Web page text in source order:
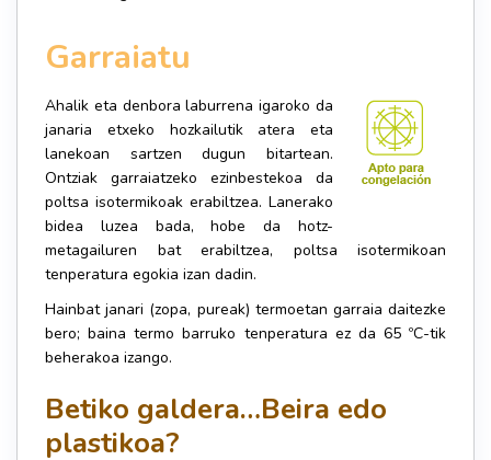
Garraiatu
Ahalik eta denbora laburrena igaroko da
janaria etxeko hozkailutik atera eta
lanekoan sartzen dugun bitartean.
Ontziak garraiatzeko ezinbestekoa da
poltsa isotermikoak erabiltzea. Lanerako
bidea luzea bada, hobe da hotz-
metagailuren bat erabiltzea, poltsa isotermikoan
tenperatura egokia izan dadin.
Hainbat janari (zopa, pureak) termoetan garraia daitezke
bero; baina termo barruko tenperatura ez da 65 ºC-tik
beherakoa izango.
Betiko galdera…Beira edo
plastikoa?